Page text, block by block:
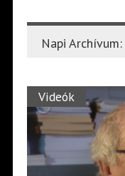
Napi Archívum:
Videók